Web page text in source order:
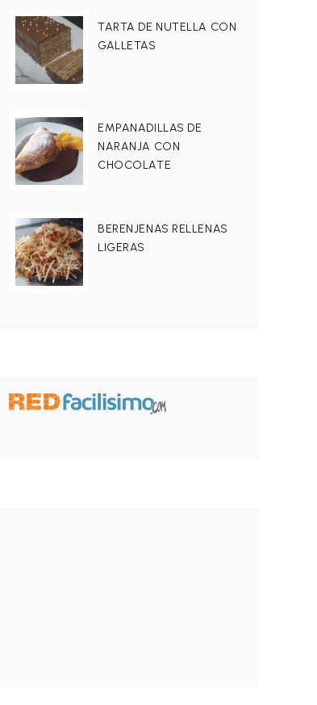
TARTA DE NUTELLA CON
GALLETAS
EMPANADILLAS DE
NARANJA CON
CHOCOLATE
BERENJENAS RELLENAS
LIGERAS